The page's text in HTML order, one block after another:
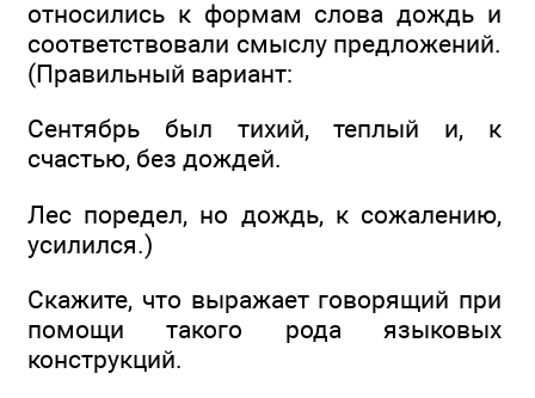
относились к формам слова дождь и
соответствовали смыслу предложений.
(Правильный вариант:
Сентябрь был тихий, теплый и, к
счастью, без дождей.
Лес поредел, но дождь, к сожалению,
усилился.)
Скажите, что выражает говорящий при
помощи такого рода языковых
конструкций.